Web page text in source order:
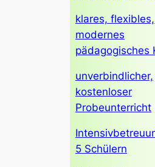
klares, flexibles,
modernes
pädagogisches
unverbindlicher,
kostenloser
Probeunterricht
5 Schülern